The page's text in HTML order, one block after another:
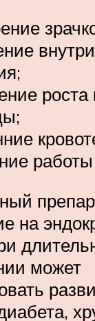
роста
на
может